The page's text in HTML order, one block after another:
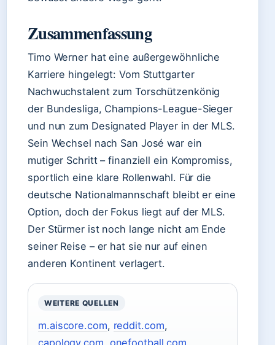
Zusammenfassung
Timo Werner hat eine außergewöhnliche
Karriere hingelegt: Vom Stuttgarter
Nachwuchstalent zum Torschützenkönig
der Bundesliga, Champions-League-Sieger
und nun zum Designated Player in der MLS.
Sein Wechsel nach San José war ein
mutiger Schritt – finanziell ein Kompromiss,
sportlich eine klare Rollenwahl. Für die
deutsche Nationalmannschaft bleibt er eine
Option, doch der Fokus liegt auf der MLS.
Der Stürmer ist noch lange nicht am Ende
seiner Reise – er hat sie nur auf einen
anderen Kontinent verlagert.
WEITERE QUELLEN
m.aiscore.com, reddit.com,
capology.com, onefootball.com,